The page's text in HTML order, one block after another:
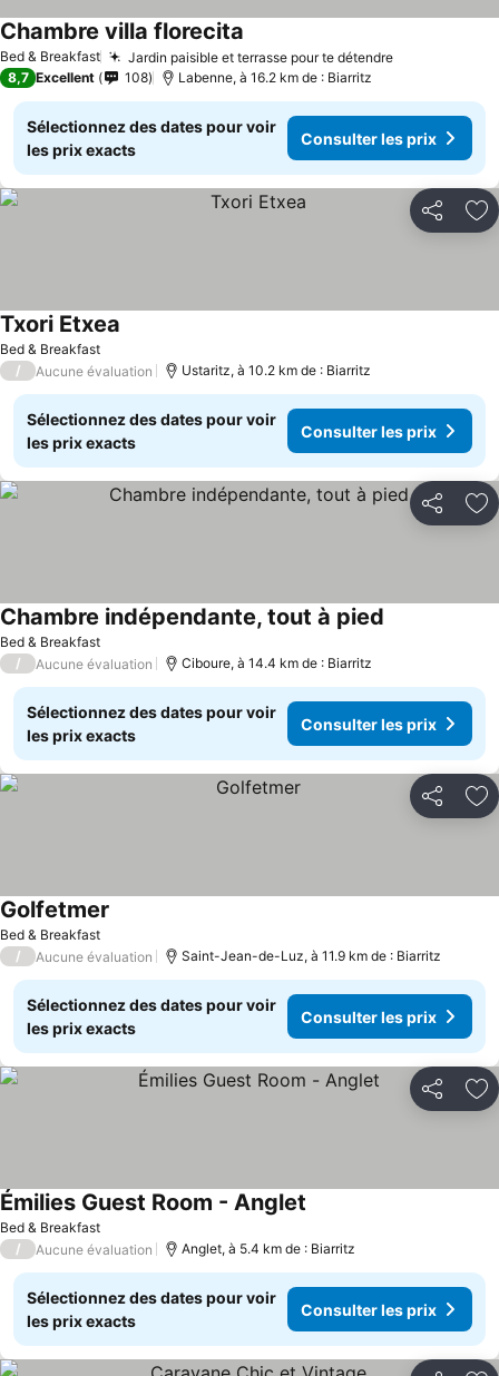
Bed & Breakfast Jardin paisible et terrasse pour te détendre
Chambre villa florecita
8,7 Excellent 108 Labenne, à 16.2 km de : Biarritz
Sélectionnez des dates pour voir
les prix exacts
Consulter les prix
Partager
Bed & Breakfast
Txori Etxea
/ Aucune évaluation Ustaritz, à 10.2 km de : Biarritz
Sélectionnez des dates pour voir
les prix exacts
Consulter les prix
Partager
Bed & Breakfast
Chambre indépendante, tout à pied
/ Aucune évaluation Ciboure, à 14.4 km de : Biarritz
Sélectionnez des dates pour voir
les prix exacts
Consulter les prix
Partager
Bed & Breakfast
Golfetmer
/ Aucune évaluation Saint-Jean-de-Luz, à 11.9 km de : Biarritz
Sélectionnez des dates pour voir
les prix exacts
Consulter les prix
Partager
Bed & Breakfast
Émilies Guest Room - Anglet
/ Aucune évaluation Anglet, à 5.4 km de : Biarritz
Sélectionnez des dates pour voir
les prix exacts
Consulter les prix